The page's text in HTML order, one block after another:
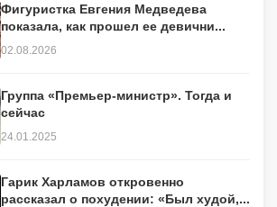
Фигуристка Евгения Медведева
показала, как прошел ее девични...
02.08.2026
Группа «Премьер-министр». Тогда и
сейчас
24.01.2025
Гарик Харламов откровенно
рассказал о похудении: «Был худой,...